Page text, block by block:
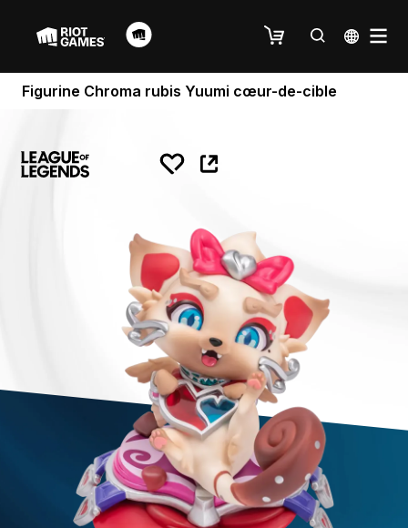
Figurine Chroma rubis Yuumi cœur-de-cible